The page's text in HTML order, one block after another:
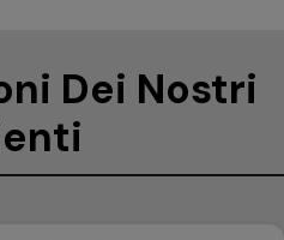
Dei Nostri